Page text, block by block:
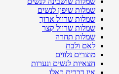
שמלות שיפון לנשים
שמלות שרוול ארוך
שמלות שרוול קצר
שמלות תחרה
לאם ולבת
מוצרים נלווים
חצאיות לנשים ונערות